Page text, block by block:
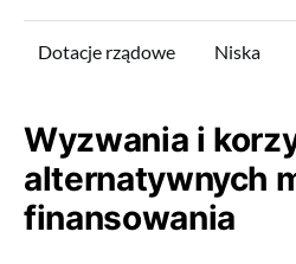
Dotacje rządowe Niska
Wyzwania i
alternatywnych
finansowania